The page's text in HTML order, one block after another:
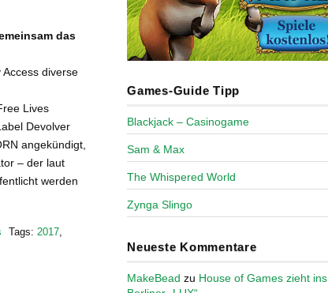
das
diverse
Lives
Devolver
angekündigt,
– der laut
werden
Tags: 2017
Games-Guide Tipp
Blackjack – Casinogame
Sam & Max
The Whispered World
Zynga Slingo
Neueste Kommentare
MakeBead zu House of Games zieht ins